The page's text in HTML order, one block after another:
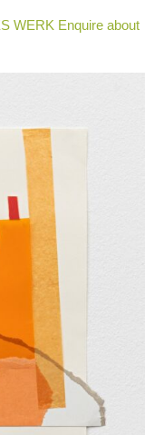
WERK Enquire about